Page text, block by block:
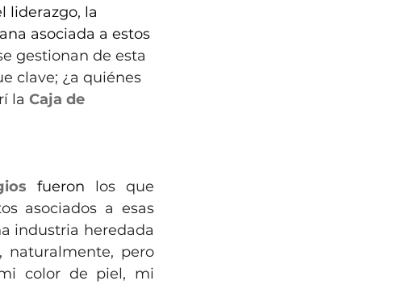
liderazgo, la
asociada a estos
gestionan de esta
clave; ¿a quiénes
la Caja de
fueron
los que
asociados a esas
industria heredada
, naturalmente, pero
color de piel, mi